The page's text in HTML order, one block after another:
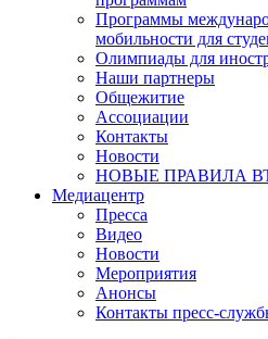
Программы
мобильности для
Олимпиады для
Наши партнеры
Общежитие
Ассоциации
Контакты
Новости
НОВЫЕ ПРАВИЛА
Медиацентр
Пресса
Видео
Новости
Мероприятия
Анонсы
Контакты пресс-